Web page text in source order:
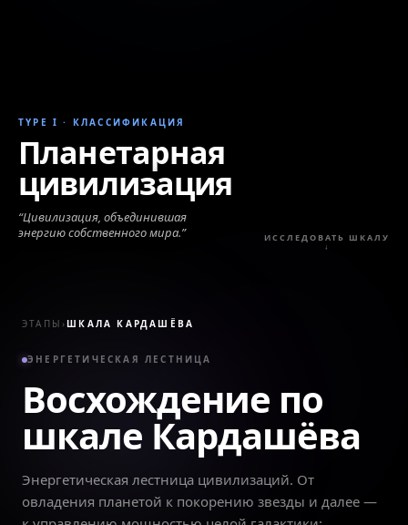
TYPE I · КЛАССИФИКАЦИЯ
Планетарная
цивилизация
“Цивилизация, объединившая
энергию собственного мира.”
ИССЛЕДОВАТЬ ШКАЛУ
↓
ЭТАПЫ › ШКАЛА КАРДАШЁВА
ЭНЕРГЕТИЧЕСКАЯ ЛЕСТНИЦА
Восхождение по
шкале Кардашёва
Энергетическая лестница цивилизаций. От
овладения планетой к покорению звезды и далее —